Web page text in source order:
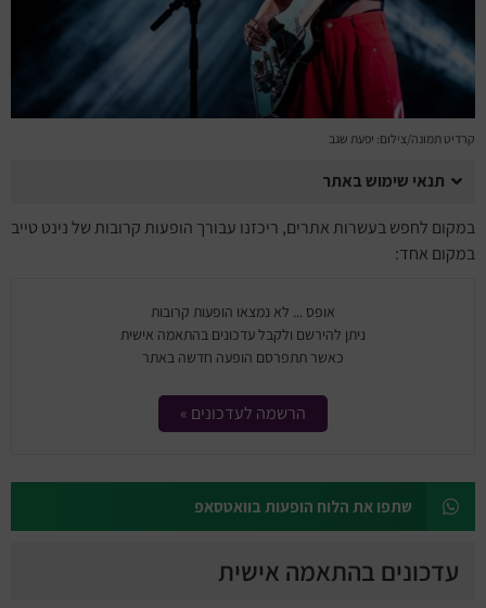
הרצאות
סרטים
חופשה והופעה
קרדיט תמונה/צילום: יפעת שגב
תנאי שימוש באתר
במקום לחפש בעשרות אתרים, ריכזנו עבורך הופעות קרובות של נינט טייב
במקום אחד:
אופס ... לא נמצאו הופעות קרובות
ניתן להירשם ולקבל עדכונים בהתאמה אישית
כאשר תתפרסם הופעה חדשה באתר
הרשמה לעדכונים »
שתפו את הלוח הופעות בוואטסאפ
עדכונים בהתאמה אישית